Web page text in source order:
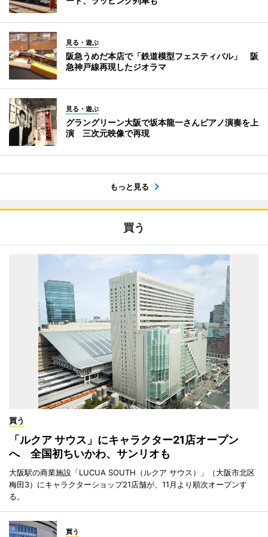
見る・遊ぶ
阪急うめだ本店で「鉄道模型フェスティバル」 阪
急神戸線再現したジオラマ
見る・遊ぶ
グラングリーン大阪で坂本龍一さんピアノ演奏を上
演 三次元映像で再現
もっと見る
買う
買う
「ルクア サウス」にキャラクター21店オープン
へ 全国初ちいかわ、サンリオも
大阪駅の商業施設「LUCUA SOUTH（ルクア サウス）」（大阪市北区
梅田3）にキャラクターショップ21店舗が、11月より順次オープンす
る。
買う